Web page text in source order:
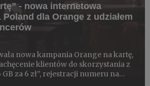
- nowa internetowa
dla Orange z udziałem
nowa kampania Orange na kartę,
klientów do skorzystania z
za 6 zł”, rejestracji numeru na